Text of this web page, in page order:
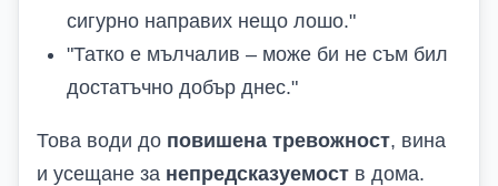
сигурно направих нещо лошо."
"Татко е мълчалив – може би не съм бил
достатъчно добър днес."
Това води до повишена тревожност, вина
и усещане за непредсказуемост в дома.